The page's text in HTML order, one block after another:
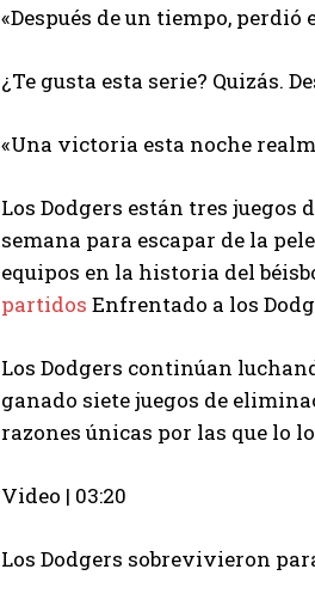
«Después de un tiempo,
¿Te gusta esta serie? Quizás.
«Una victoria esta noche
Los Dodgers están tres juegos
semana para escapar de la
equipos en la historia del
partidos Enfrentado a los
Los Dodgers continúan
ganado siete juegos de
razones únicas por las que lo
Video | 03:20
Los Dodgers sobrevivieron